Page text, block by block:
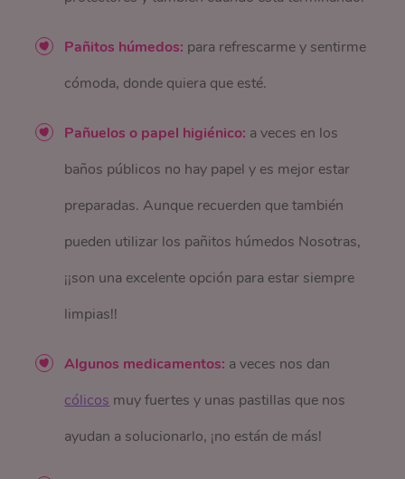
Pañitos húmedos: para refrescarme y sentirme
cómoda, donde quiera que esté.
Pañuelos o papel higiénico: a veces en los
baños públicos no hay papel y es mejor estar
preparadas. Aunque recuerden que también
pueden utilizar los pañitos húmedos Nosotras,
¡¡son una excelente opción para estar siempre
limpias!!
Algunos medicamentos: a veces nos dan
cólicos muy fuertes y unas pastillas que nos
ayudan a solucionarlo, ¡no están de más!